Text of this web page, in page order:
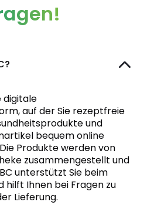
digitale
auf der Sie rezeptfreie
und
bequem online
Produkte werden von
zusammengestellt und
unterstützt Sie beim
hilft Ihnen bei Fragen zu
Lieferung.